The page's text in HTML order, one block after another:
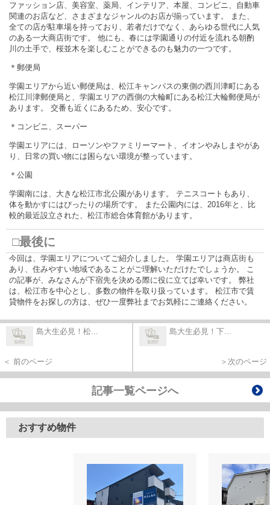
ファッション店、美容室、薬局、インテリア、本屋、コンビニ、自動車
関連のお店など、さまざまなジャンルのお店が揃っています。 また、
全ての店が駐車場を持っており、若者だけでなく、あらゆる世代に人気
のある一大商店街です。 他にも、春には学園通りの付近を流れる朝酌
川の土手で、桜並木を楽しむことができるのも魅力の一つです。
＊郵便局
学園エリアから近い郵便局は、松江キャンパスの東側の西川津町にある
松江川津郵便局と、学園エリアの西側の大輪町にある松江大輪郵便局が
あります。 交番も近くにあるため、安心です。
＊コンビニ、スーパー
学園エリアには、ローソンやファミリーマート、イオンやみしまやがあ
り、日常の買い物には困らない環境が整っています。
＊公園
学園南には、大きな松江市北公園があります。 テニスコートもあり、
体を動かすにはぴったりの場所です。 また公園内には、2016年と、比
較的最近設立された、松江市総合体育館があります。
□最後に
今回は、学園エリアについてご紹介しました。 学園エリアは商店街も
あり、住みやすい地域であることがご理解いただけたでしょうか。 こ
の記事が、みなさんが下宿先を決める際に役に立てば幸いです。 弊社
は、松江市を中心とし、多数の物件を取り扱っています。 松江市で賃
貸物件をお探しの方は、ぜひ一度弊社までお気軽にご連絡ください。
島大生必見！松...
＜ 前のページ
島大生必見！下...
＞次のページ
記事一覧ページへ
おすすめ物件